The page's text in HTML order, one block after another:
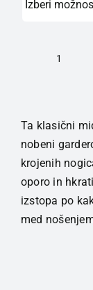
hlačke
ženske
2-
kom
Dusty
Rose
Ta klasični
nobeni
krojenih
oporo in
izstopa po
med